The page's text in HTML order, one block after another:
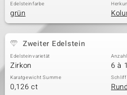
Edelsteinfarbe
grün
Zweiter Edelstein
Edelsteinvarietät
Zirkon 6 à
Karatgewicht Summe
0,126 ct
Schliff